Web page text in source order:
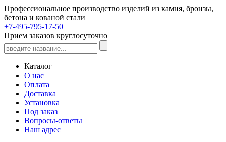
Профессиональное производство изделий из камня, бронзы,
бетона и кованой стали
+7-495-795-17-50
Прием заказов круглосуточно
Каталог
О нас
Оплата
Доставка
Установка
Под заказ
Вопросы-ответы
Наш адрес